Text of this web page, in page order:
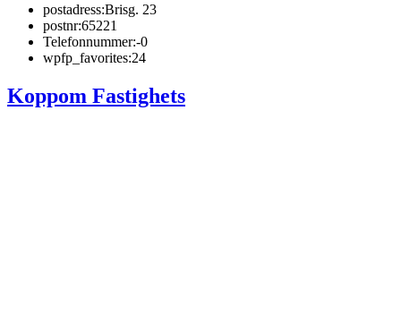
postadress:Brisg. 23
postnr:65221
Telefonnummer:-0
wpfp_favorites:24
Koppom Fastighets